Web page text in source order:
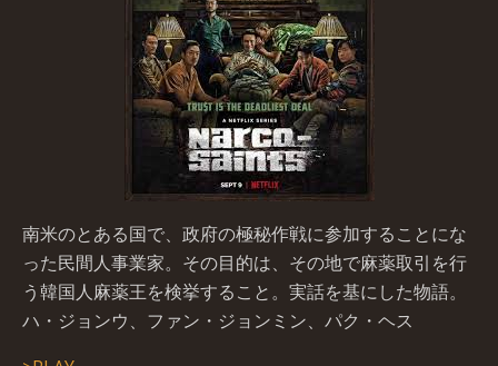
南米のとある国で、政府の極秘作戦に参加することにな
った民間人事業家。その目的は、その地で麻薬取引を行
う韓国人麻薬王を検挙すること。実話を基にした物語。
ハ・ジョンウ、ファン・ジョンミン、パク・ヘス